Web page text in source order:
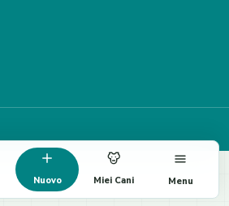
Nuovo Miei Cani Menu